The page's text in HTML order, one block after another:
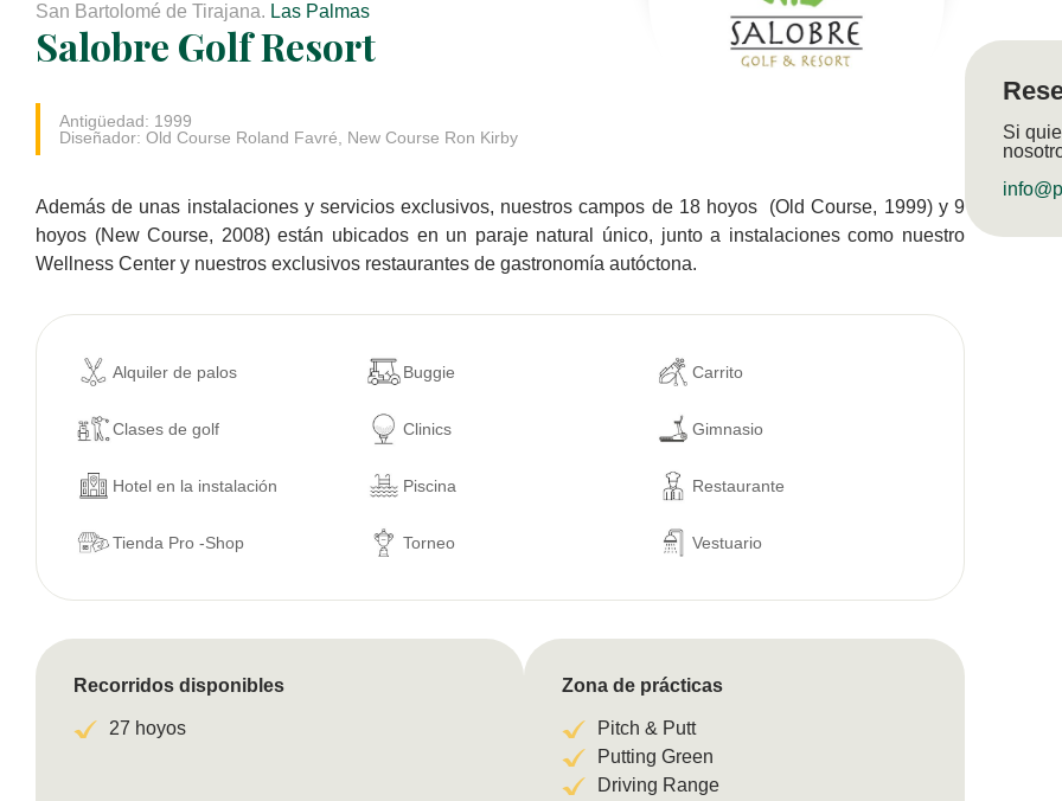
San Bartolomé de Tirajana. Las Palmas
Salobre Golf Resort
Antigüedad: 1999
Diseñador: Old Course Roland Favré, New Course Ron Kirby
Además de unas instalaciones y servicios exclusivos, nuestros campos de 18 hoyos (Old Course, 1999) y 9
hoyos (New Course, 2008) están ubicados en un paraje natural único, junto a instalaciones como nuestro
Wellness Center y nuestros exclusivos restaurantes de gastronomía autóctona.
Alquiler de palos Buggie Carrito
Clases de golf Clinics Gimnasio
Hotel en la instalación Piscina Restaurante
Tienda Pro -Shop Torneo Vestuario
Recorridos disponibles
27 hoyos
Zona de prácticas
Pitch & Putt
Putting Green
Driving Range
Si